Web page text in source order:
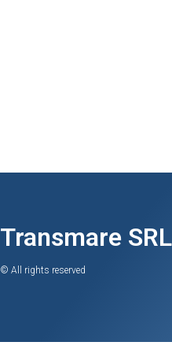
Transmare SRL
© All rights reserved